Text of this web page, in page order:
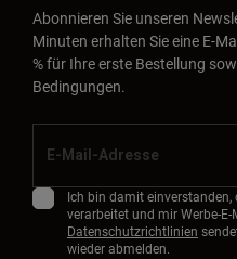
Abonnieren Sie unseren
Minuten erhalten Sie eine E-
% für Ihre erste Bestellung
Bedingungen.
Ich bin damit einverstanden,
verarbeitet und mir Werbe-
Datenschutzrichtlinien
wieder abmelden.